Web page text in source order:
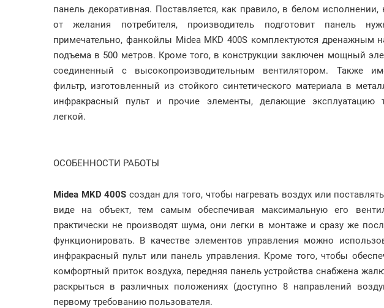
панель декоративная. Поставляется, как правило, в белом
от желания потребителя, производитель подготовит панель
примечательно, фанкойлы Midea MKD 400S комплектуются дренажным
подъема в 500 метров. Кроме того, в конструкции заключен мощный
соединенный с высокопроизводительным вентилятором. Также
фильтр, изготовленный из стойкого синтетического материала в
инфракрасный пульт и прочие элементы, делающие эксплуатацию
легкой.
ОСОБЕННОСТИ РАБОТЫ
Midea MKD 400S создан для того, чтобы нагревать воздух или
виде на объект, тем самым обеспечивая максимальную его
практически не производят шума, они легки в монтаже и сразу же
функционировать. В качестве элементов управления можно
инфракрасный пульт или панель управления. Кроме того, чтобы
комфортный приток воздуха, передняя панель устройства снабжена
раскрыться в различных положениях (доступно 8 направлений
первому требованию пользователя.